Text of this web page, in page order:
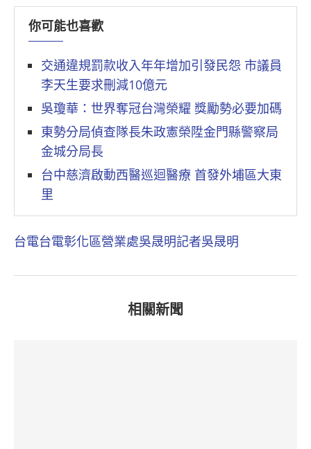
你可能也喜歡
交通違規罰款收入年年增加引發民怨 市議員
李天生要求刪減10億元
吳瓊華：世界奪冠台灣榮耀 獎勵勢必要加碼
東勢分局偵查隊長朱政憲榮陞金門縣警察局
金城分局長
台中慈濟啟動西醫巡迴醫療 首發外埔區大東
里
台電台電彰化區營業處吳晟明記者吳晟明
相關新聞